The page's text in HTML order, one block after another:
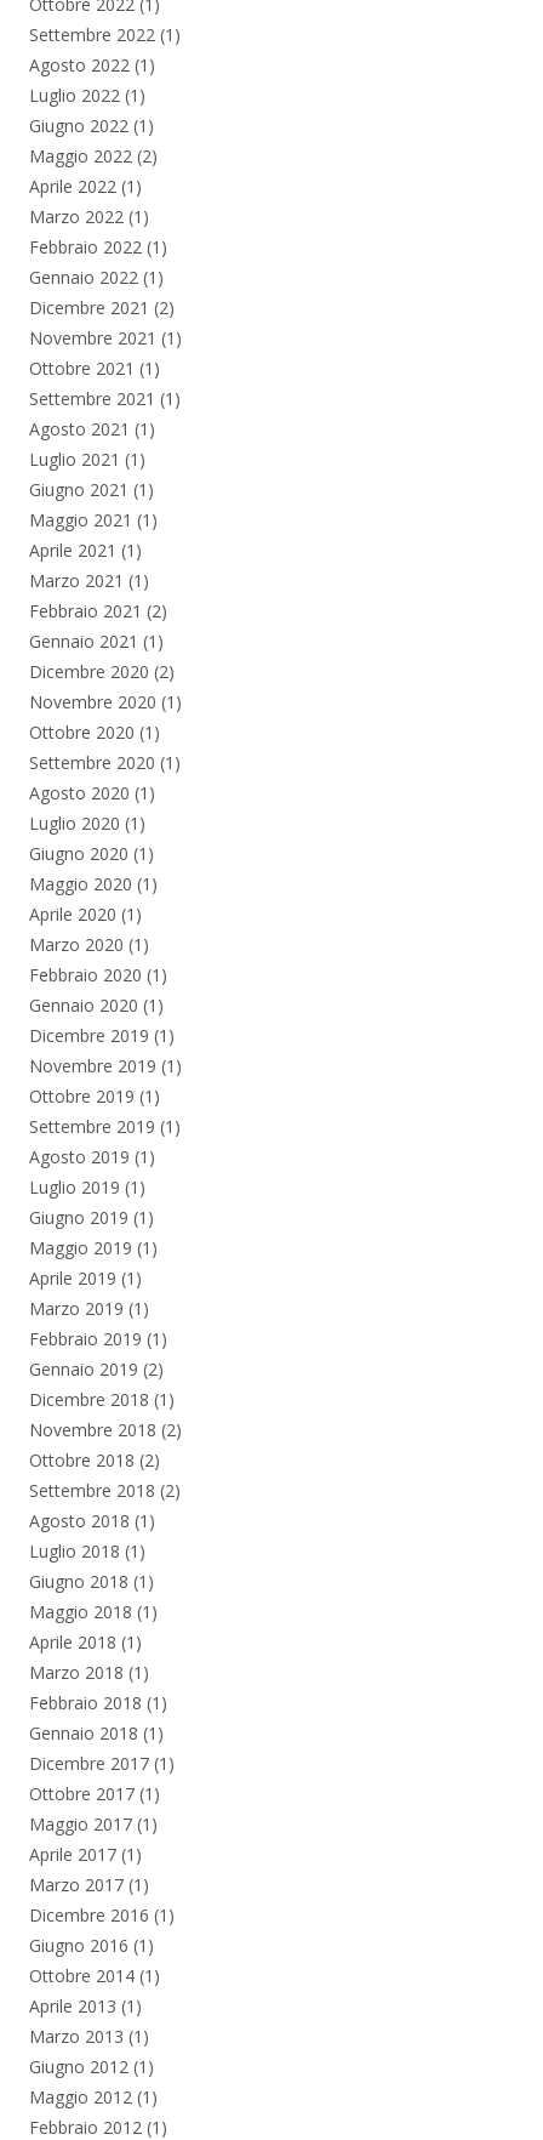
Settembre 2022 (1)
Agosto 2022 (1)
Luglio 2022 (1)
Giugno 2022 (1)
Maggio 2022 (2)
Aprile 2022 (1)
Marzo 2022 (1)
Febbraio 2022 (1)
Gennaio 2022 (1)
Dicembre 2021 (2)
Novembre 2021 (1)
Ottobre 2021 (1)
Settembre 2021 (1)
Agosto 2021 (1)
Luglio 2021 (1)
Giugno 2021 (1)
Maggio 2021 (1)
Aprile 2021 (1)
Marzo 2021 (1)
Febbraio 2021 (2)
Gennaio 2021 (1)
Dicembre 2020 (2)
Novembre 2020 (1)
Ottobre 2020 (1)
Settembre 2020 (1)
Agosto 2020 (1)
Luglio 2020 (1)
Giugno 2020 (1)
Maggio 2020 (1)
Aprile 2020 (1)
Marzo 2020 (1)
Febbraio 2020 (1)
Gennaio 2020 (1)
Dicembre 2019 (1)
Novembre 2019 (1)
Ottobre 2019 (1)
Settembre 2019 (1)
Agosto 2019 (1)
Luglio 2019 (1)
Giugno 2019 (1)
Maggio 2019 (1)
Aprile 2019 (1)
Marzo 2019 (1)
Febbraio 2019 (1)
Gennaio 2019 (2)
Dicembre 2018 (1)
Novembre 2018 (2)
Ottobre 2018 (2)
Settembre 2018 (2)
Agosto 2018 (1)
Luglio 2018 (1)
Giugno 2018 (1)
Maggio 2018 (1)
Aprile 2018 (1)
Marzo 2018 (1)
Febbraio 2018 (1)
Gennaio 2018 (1)
Dicembre 2017 (1)
Ottobre 2017 (1)
Maggio 2017 (1)
Aprile 2017 (1)
Marzo 2017 (1)
Dicembre 2016 (1)
Giugno 2016 (1)
Ottobre 2014 (1)
Aprile 2013 (1)
Marzo 2013 (1)
Giugno 2012 (1)
Maggio 2012 (1)
Febbraio 2012 (1)